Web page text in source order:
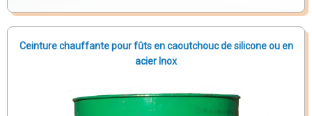
Ceinture chauffante pour fûts en caoutchouc de silicone ou en
acier Inox